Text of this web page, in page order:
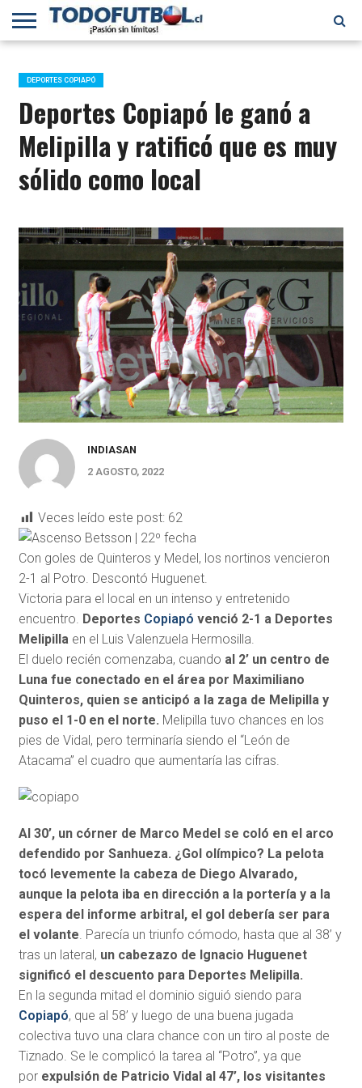
PRIMERA
B
SELECCIÓN
CHILENA
CHILENOS
EN EL
MUNDO
FÚTBOL
INTERNACIONAL
DEPORTES COPIAPÓ
Deportes Copiapó le ganó a
Melipilla y ratificó que es muy
sólido como local
INDIASAN
2 AGOSTO, 2022
Veces leído este post: 62
Con goles de Quinteros y Medel, los nortinos vencieron
2-1 al Potro. Descontó Huguenet.
Victoria para el local en un intenso y entretenido
encuentro. Deportes Copiapó venció 2-1 a Deportes
Melipillaen el Luis Valenzuela Hermosilla.
El duelo recién comenzaba, cuando al 2’ un centro de
Luna fue conectado en el área por Maximiliano
Quinteros, quien se anticipó a la zaga de Melipilla y
puso el 1-0 en el norte. Melipilla tuvo chances en los
pies de Vidal, pero terminaría siendo el “León de
Atacama” el cuadro que aumentaría las cifras.
Al 30’, un córner de Marco Medel se coló en el arco
defendido por Sanhueza. ¿Gol olímpico? La pelota
tocó levemente la cabeza de Diego Alvarado,
aunque la pelota iba en dirección a la portería y a la
espera del informe arbitral, el gol debería ser para
el volante. Parecía un triunfo cómodo, hasta que al 38’ y
tras un lateral, un cabezazo de Ignacio Huguenet
significó el descuento para Deportes Melipilla.
En la segunda mitad el dominio siguió siendo para
Copiapó, que al 58’ y luego de una buena jugada
colectiva tuvo una clara chance con un tiro al poste de
Tiznado. Se le complicó la tarea al “Potro”, ya que
por expulsión de Patricio Vidal al 47’, los visitantes